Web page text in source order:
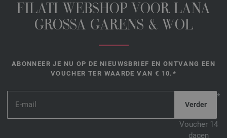
FILATI WEBSHOP VOOR LANA
GROSSA GARENS & WOL
ABONNEER JE NU OP DE NIEUWSBRIEF EN ONTVANG EEN
VOUCHER TER WAARDE VAN € 10.*
*
Voucher 14
dagen